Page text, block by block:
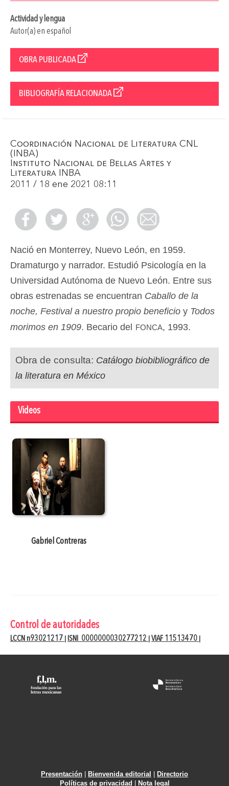
Actividad y lengua
Autor(a) en español
OBRA PUBLICADA
BIBLIOGRAFÍA RELACIONADA
Coordinación Nacional de Literatura CNL
(INBA)
Instituto Nacional de Bellas Artes y
Literatura INBA
2011 / 18 ene 2021 08:11
Nació en Monterrey, Nuevo León, en 1959.
Dramaturgo y narrador. Estudió Psicología en la
Universidad Autónoma de Nuevo León. Entre sus
obras estrenadas se encuentran Caballo de la
noche, Festival a nuestro propio beneficio y Todos
morimos en 1909. Becario del fonca, 1993.
Obra de consulta: Catálogo biobibliográfico de
la literatura en México
Videos
Gabriel Contreras
Control de autoridades
LCCN n93021217 ISNI 0000000030277212 VIAF 11513470
Presentación Bienvenida editorial
Directorio
Políticas de privacidad
Nota legal